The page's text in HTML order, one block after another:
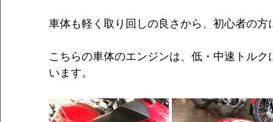
車体も軽く取り回しの良さから、初心者の方
こちらの車体のエンジンは、低・中速トル
います。